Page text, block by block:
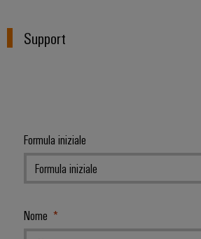
Support
Formula iniziale
Nome